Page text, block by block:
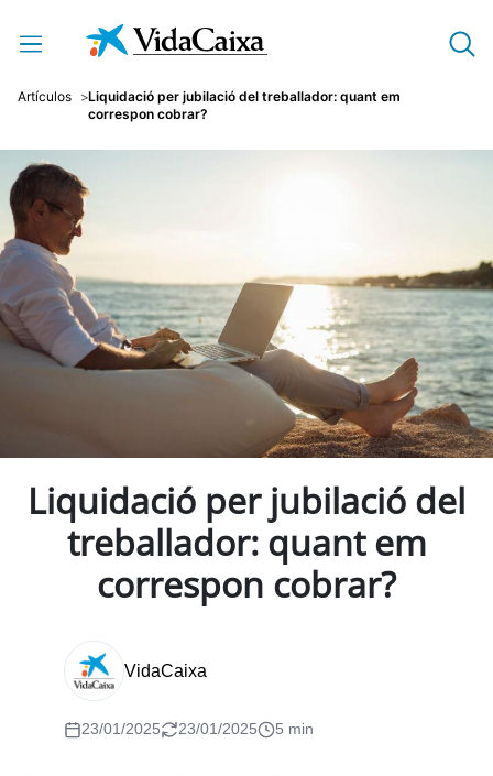
Salta al contingut principal
Artículos
Liquidació per jubilació del treballador: quant em
correspon cobrar?
Liquidació per jubilació del
treballador: quant em
correspon cobrar?
VidaCaixa
23/01/2025 23/01/2025 5 min